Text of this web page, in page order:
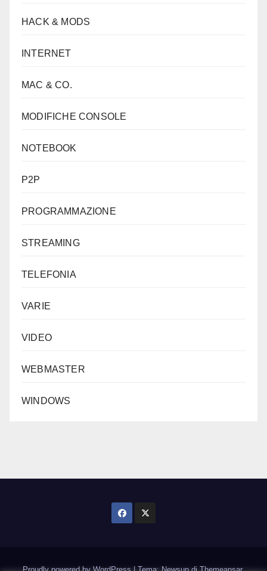
HACK & MODS
INTERNET
MAC & CO.
MODIFICHE CONSOLE
NOTEBOOK
P2P
PROGRAMMAZIONE
STREAMING
TELEFONIA
VARIE
VIDEO
WEBMASTER
WINDOWS